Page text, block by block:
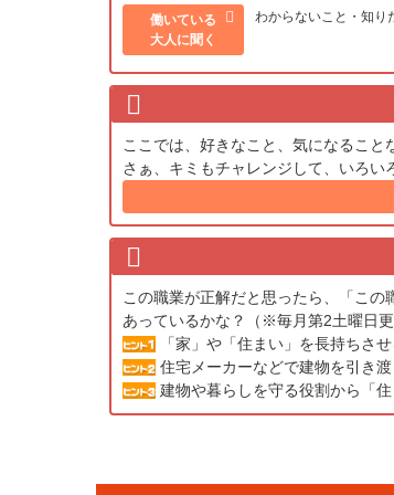
働いている
大人に聞く
わからないこと・知り
ここでは、好きなこと、気になるこ
さぁ、キミもチャレンジして、いろい
この職業が正解だと思ったら、「この
あっているかな？（※毎月第2土曜日更
「家」や「住まい」を長持ちさ
住宅メーカーなどで建物を引き
建物や暮らしを守る役割から「